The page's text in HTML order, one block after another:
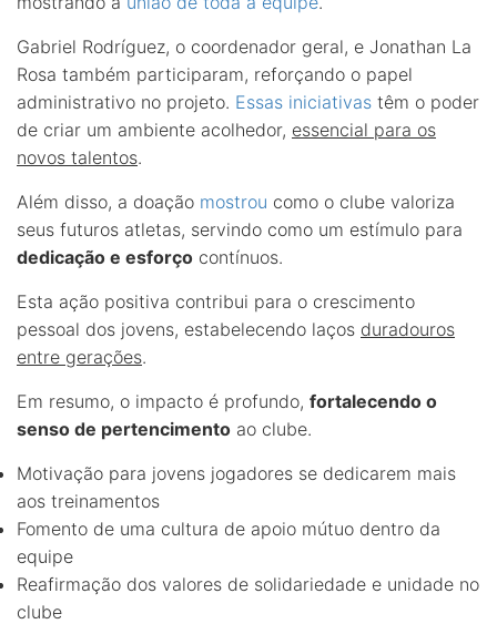
Gabriel Rodríguez, o coordenador geral, e Jonathan La
Rosa também participaram, reforçando o papel
administrativo no projeto. Essas iniciativas têm o poder
de criar um ambiente acolhedor, essencial para os
novos talentos.
Além disso, a doação mostrou como o clube valoriza
seus futuros atletas, servindo como um estímulo para
dedicação e esforço contínuos.
Esta ação positiva contribui para o crescimento
pessoal dos jovens, estabelecendo laços duradouros
entre gerações.
Em resumo, o impacto é profundo, fortalecendo o
senso de pertencimento ao clube.
Motivação para jovens jogadores se dedicarem mais
aos treinamentos
Fomento de uma cultura de apoio mútuo dentro da
equipe
Reafirmação dos valores de solidariedade e unidade no
clube